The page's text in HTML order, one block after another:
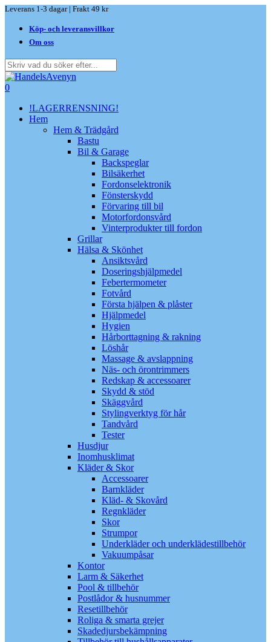
Skip
main
content
Leverans 1-3 dagar | Frakt 49 kr
Köp- och leveransvillkor
Om oss
Close
Search
search
0
!LAGERRENSNING!
Hem
Hem & Trädgård
Bastu
Bil & Garage
Backspeglar
Bilsäkerhet
Fordonselektronik
Fönsterskydd
Förvaring till bil
Motorfordonsvård
Vinterprodukter till fordon
Grillar
Hälsa & Skönhet
Ansiktsvård
Doseringshjälpmedel
Febertermometer
Fotvård
Första hjälpen & plåster
Hjälpmedel
Hygien
Hårborttagning & rakning
Löshår
Massage & avslappning
Näs- och örontrimmers
Redskap & accessoarer
Skydd & stöd
Skäggvård
Stylingverktyg för hår
Tandvård
Tester
Husdjur
Inomhusklimat
Kläder & Skor
Accessoarer
Barnkläder
Kläd- & Skovård
Regnkläder
Skor
Strumpor
Underkläder och underklädestillbehör
Vakuumpåsar
Kontor
Larm & Säkerhet
Pool & tillbehör
Postlådor & husnummer
Resetillbehör
Roliga & smarta grejer
Skadedjursbekämpning